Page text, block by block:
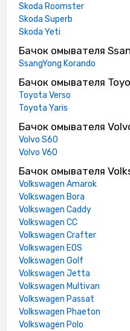
Skoda Roomster
Skoda Superb
Skoda Yeti
Бачок омывателя
SsangYong Korando
Бачок омывателя
Toyota Verso
Toyota Yaris
Бачок омывателя
Volvo S60
Volvo V60
Бачок омывателя
Volkswagen Amarok
Volkswagen Bora
Volkswagen Caddy
Volkswagen CC
Volkswagen Crafter
Volkswagen EOS
Volkswagen Golf
Volkswagen Jetta
Volkswagen Multivan
Volkswagen Passat
Volkswagen Phaeton
Volkswagen Polo